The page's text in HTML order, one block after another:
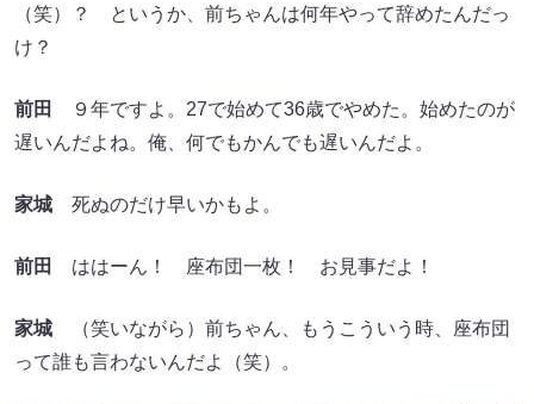
（笑）？ というか、前ちゃんは何年やって辞めたんだっ
け？
前田
９年ですよ。27で始めて36歳でやめた。始めたのが
遅いんだよね。俺、何でもかんでも遅いんだよ。
家城 死ぬのだけ早いかもよ。
前田 ははーん！ 座布団一枚！ お見事だよ！
家城 （笑いながら）前ちゃん、もうこういう時、座布団
って誰も言わないんだよ（笑）。